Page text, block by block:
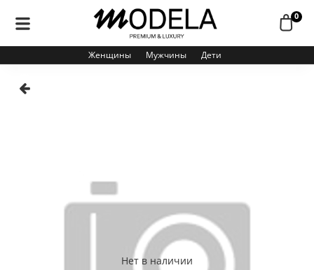
0
Женщины Мужчины Дети
Нет в наличии